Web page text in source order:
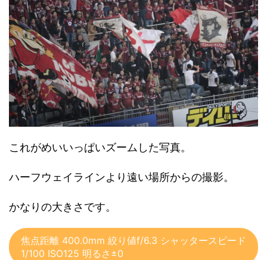
これがめいいっぱいズームした写真。
ハーフウェイラインより遠い場所からの撮影。
かなりの大きさです。
焦点距離 400.0mm 絞り値f/6.3 シャッタースピード
1/100 ISO125 明るさ±0